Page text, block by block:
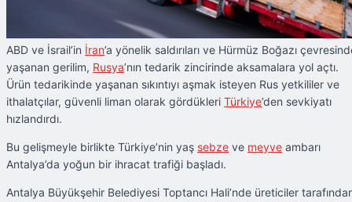
ABD ve İsrail’in İran’a yönelik saldırıları ve Hürmüz Boğazı
yaşanan gerilim, Rusya’nın tedarik zincirinde aksamalara yol açtı.
Ürün tedarikinde yaşanan sıkıntıyı aşmak isteyen Rus yetkililer ve
ithalatçılar, güvenli liman olarak gördükleri Türkiye’den sevkiyatı
hızlandırdı.
Bu gelişmeyle birlikte Türkiye’nin yaş sebze ve meyve ambarı
Antalya’da yoğun bir ihracat trafiği başladı.
Antalya Büyükşehir Belediyesi Toptancı Hali’nde üreticiler